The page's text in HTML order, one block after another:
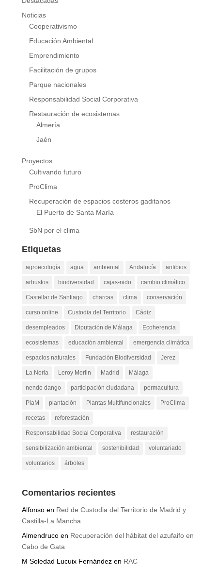
Noticias
Cooperativismo
Educación Ambiental
Emprendimiento
Facilitación de grupos
Parque nacionales
Responsabilidad Social Corporativa
Restauración de ecosistemas
Almería
Jaén
Proyectos
Cultivando futuro
ProClima
Recuperación de espacios costeros gaditanos
El Puerto de Santa María
SbN por el clima
Etiquetas
agroecología agua ambiental Andalucía anfibios
arbustos biodiversidad cajas-nido cambio climático
Castellar de Santiago charcas clima conservación
curso online Custodia del Territorio Cádiz
desempleados Diputación de Málaga Ecoherencia
ecosistemas educación ambiental emergencia climática
espacios naturales Fundación Biodiversidad Jerez
La Noria Leroy Merlin Madrid Málaga
nendo dango participación ciudadana permacultura
PlaM plantación Plantas Multifuncionales ProClima
recetas reforestación
Responsabilidad Social Corporativa restauración
sensibilización ambiental sostenibilidad voluntariado
voluntarios árboles
Comentarios recientes
Alfonsoen Red de Custodia del Territorio de Madrid y
Castilla-La Mancha
Almendrucoen Recuperación del hábitat del azufaifo en
Cabo de Gata
M Soledad Lucuix Fernándezen RAC